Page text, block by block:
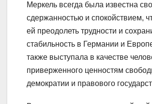
Меркель всегда была известна
сдержанностью и спокойствием,
ей преодолеть трудности и
стабильность в Германии и
также выступала в качестве
приверженного ценностям
демократии и правового